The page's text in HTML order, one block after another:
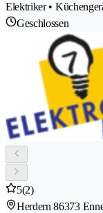
Elektriker •
Geschlossen
5(2)
Herdern 86373